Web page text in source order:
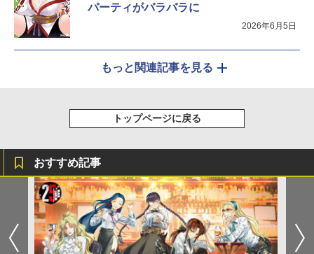
パーティがバラバラに
2026年6月5日
もっと関連記事を見る
トップページに戻る
おすすめ記事